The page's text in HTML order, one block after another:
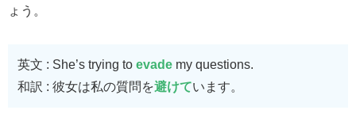
ょう。
英文 : She’s trying to evade my questions.
和訳 : 彼女は私の質問を避けています。